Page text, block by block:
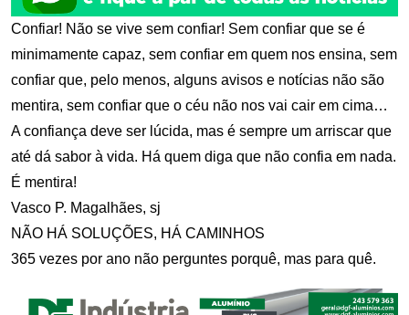
Confiar! Não se vive sem confiar! Sem confiar que se é
minimamente capaz, sem confiar em quem nos ensina, sem
confiar que, pelo menos, alguns avisos e notícias não são
mentira, sem confiar que o céu não nos vai cair em cima…
A confiança deve ser lúcida, mas é sempre um arriscar que
até dá sabor à vida. Há quem diga que não confia em nada.
É mentira!
Vasco P. Magalhães, sj
NÃO HÁ SOLUÇÕES, HÁ CAMINHOS
365 vezes por ano não perguntes porquê, mas para quê.